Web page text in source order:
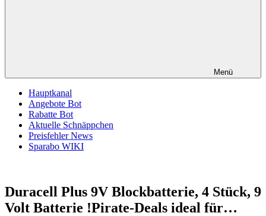
Menü
Hauptkanal
Angebote Bot
Rabatte Bot
Aktuelle Schnäppchen
Preisfehler News
Sparabo WIKI
Duracell Plus 9V Blockbatterie, 4 Stück, 9
Volt Batterie !Pirate-Deals ideal für…